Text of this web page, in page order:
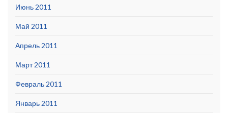
Июнь 2011
Май 2011
Апрель 2011
Март 2011
Февраль 2011
Январь 2011